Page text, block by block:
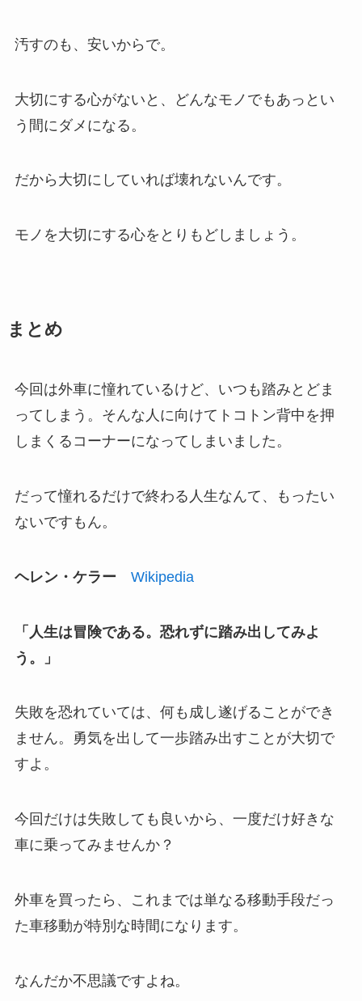
汚すのも、安いからで。
大切にする心がないと、どんなモノでもあっとい
う間にダメになる。
だから大切にしていれば壊れないんです。
モノを大切にする心をとりもどしましょう。
まとめ
今回は外車に憧れているけど、いつも踏みとどま
ってしまう。そんな人に向けてトコトン背中を押
しまくるコーナーになってしまいました。
だって憧れるだけで終わる人生なんて、もったい
ないですもん。
ヘレン・ケラー Wikipedia
「人生は冒険である。恐れずに踏み出してみよ
う。」
失敗を恐れていては、何も成し遂げることができ
ません。勇気を出して一歩踏み出すことが大切で
すよ。
今回だけは失敗しても良いから、一度だけ好きな
車に乗ってみませんか？
外車を買ったら、これまでは単なる移動手段だっ
た車移動が特別な時間になります。
なんだか不思議ですよね。